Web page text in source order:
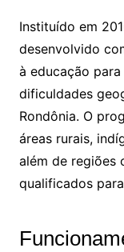
Instituído em
desenvolvido
à educação
dificuldades
Rondônia. O
áreas rurais,
além de regiões
qualificados